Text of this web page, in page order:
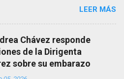
en el kilómetro 10 del
Según reportes el médico
la vida mientras permanecía
el consultorio, por lo que
que derribar la puerta,
LEER MÁS
Chávez responde
de la Dirigenta
sobre su embarazo